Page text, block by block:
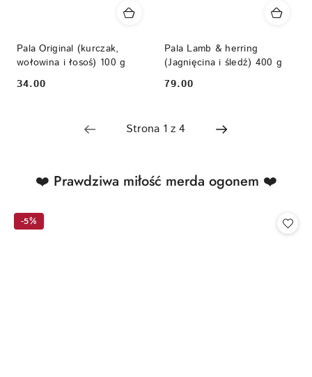
Pala Original (kurczak,
wołowina i łosoś) 100 g
Cena:
34.00
Pala Lamb & herring
(Jagnięcina i śledź) 400 g
Cena:
79.00
Pomiń karuzelę produktów
Produkty
statusie:
❤️ Prawdziwa miłość merda ogonem ❤️
-5%